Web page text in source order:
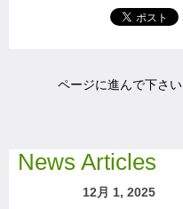
ページに進んで下さい
News Articles
12月 1, 2025